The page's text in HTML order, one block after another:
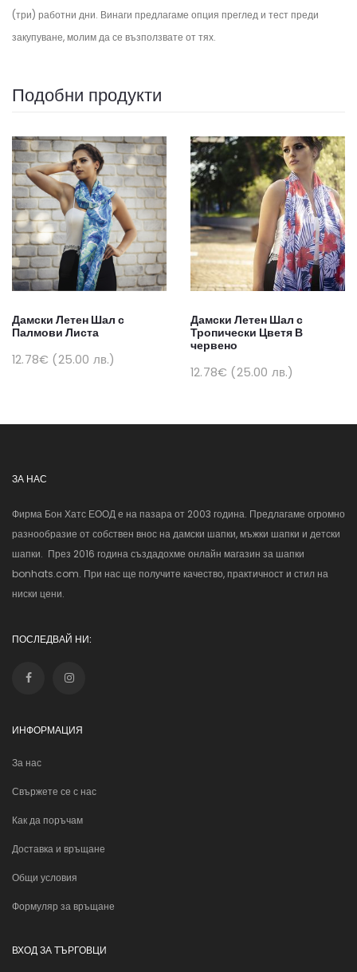
(три) работни дни. Винаги предлагаме опция преглед и тест преди
закупуване, молим да се възползвате от тях.
Подобни продукти
Дамски Летен Шал с
Палмови Листа
12.78€ (25.00 лв.)
Дамски Летен Шал с
Тропически Цветя В
червено
12.78€ (25.00 лв.)
ЗА НАС
Фирма Бон Хатс ЕООД е на пазара от 2003 година. Предлагаме огромно
разнообразие от собствен внос на дамски шапки, мъжки шапки и детски
шапки. През 2016 година създадохме онлайн магазин за шапки
bonhats.com. При нас ще получите качество, практичност и стил на
ниски цени.
ПОСЛЕДВАЙ НИ:
ИНФОРМАЦИЯ
За нас
Свържете се с нас
Как да поръчам
Доставка и връщане
Общи условия
Формуляр за връщане
ВХОД ЗА ТЪРГОВЦИ